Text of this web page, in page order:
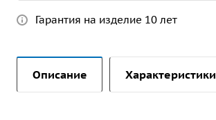
Гарантия на изделие 10 лет
Описание Характеристики